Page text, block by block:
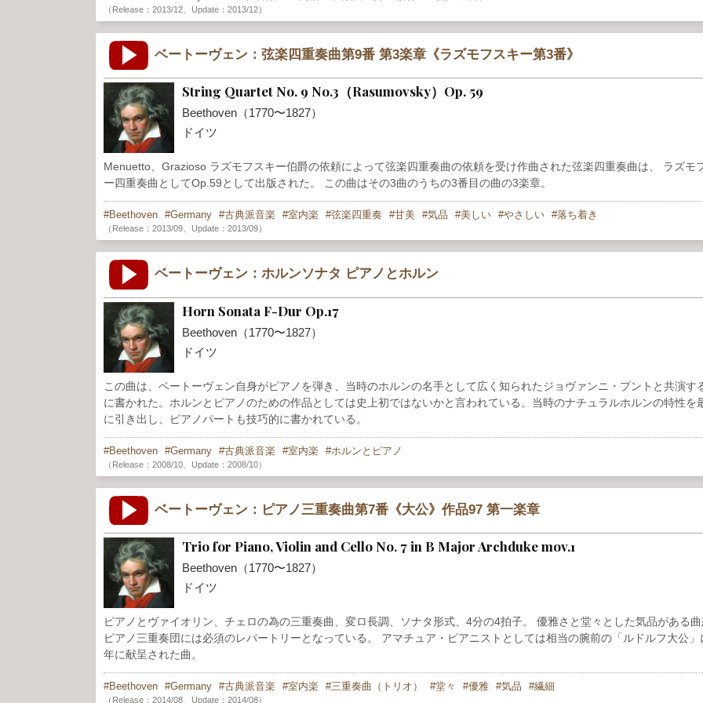
（Release：2013/12、Update：2013/12）
ベートーヴェン：弦楽四重奏曲第9番 第3楽章《ラズモフスキー第3番》
String Quartet No. 9 No.3（Rasumovsky）Op. 59
Beethoven（1770〜1827）
ドイツ
Menuetto、Grazioso ラズモフスキー伯爵の依頼によって弦楽四重奏曲の依頼を受け作曲された弦楽四重奏曲は、 ラズモ
ー四重奏曲としてOp.59として出版された。 この曲はその3曲のうちの3番目の曲の3楽章。
Beethoven Germany 古典派音楽 室内楽 弦楽四重奏 甘美 気品 美しい やさしい 落ち着き
（Release：2013/09、Update：2013/09）
ベートーヴェン：ホルンソナタ ピアノとホルン
Horn Sonata F-Dur Op.17
Beethoven（1770〜1827）
ドイツ
この曲は、ベートーヴェン自身がピアノを弾き、当時のホルンの名手として広く知られたジョヴァンニ・プントと共演す
に書かれた。ホルンとピアノのための作品としては史上初ではないかと言われている。当時のナチュラルホルンの特性を
に引き出し、ピアノパートも技巧的に書かれている。
Beethoven Germany 古典派音楽 室内楽 ホルンとピアノ
（Release：2008/10、Update：2008/10）
ベートーヴェン：ピアノ三重奏曲第7番《大公》作品97 第一楽章
Trio for Piano, Violin and Cello No. 7 in B Major Archduke mov.1
Beethoven（1770〜1827）
ドイツ
ピアノとヴァイオリン、チェロの為の三重奏曲、変ロ長調、ソナタ形式、4分の4拍子。 優雅さと堂々とした気品がある
ピアノ三重奏団には必須のレパートリーとなっている。 アマチュア・ピアニストとしては相当の腕前の「ルドルフ大公
年に献呈された曲。
Beethoven Germany 古典派音楽 室内楽 三重奏曲（トリオ） 堂々 優雅 気品 繊細
（Release：2014/08、Update：2014/08）